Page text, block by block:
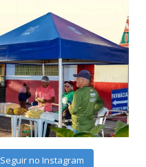
Seguir no Instagram